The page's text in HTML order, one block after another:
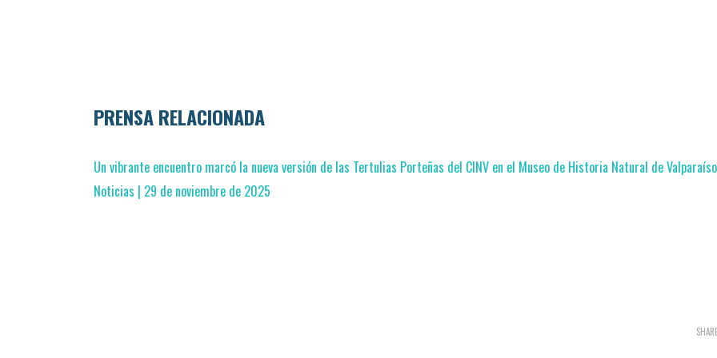
PRENSA RELACIONADA
Un vibrante encuentro marcó la nueva versión de las Tertulias Porteñas del CINV en el Museo de Historia Natural de
Noticias | 29 de noviembre de 2025
SHARE